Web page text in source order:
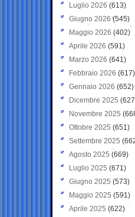
Luglio 2026 (613)
Giugno 2026 (545)
Maggio 2026 (402)
Aprile 2026 (591)
Marzo 2026 (641)
Febbraio 2026 (617)
Gennaio 2026 (652)
Dicembre 2025
Novembre 2025
Ottobre 2025 (651)
Settembre 2025
Agosto 2025 (669)
Luglio 2025 (671)
Giugno 2025 (573)
Maggio 2025 (591)
Aprile 2025 (622)